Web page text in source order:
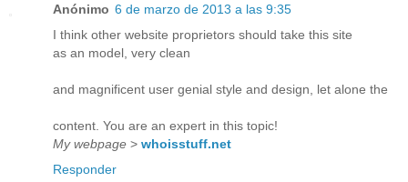
Anónimo 6 de marzo de 2013 a las 9:35
I think other website proprietors should take this site
as an model, very clean
and magnificent user genial style and design, let alone the
content. You are an expert in this topic!
My webpage > whoisstuff.net
Responder